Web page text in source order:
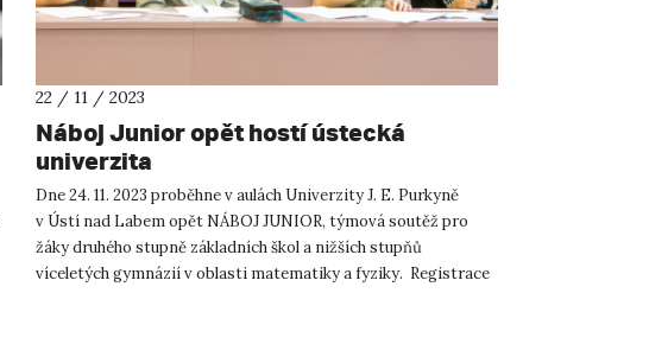
22 / 11 / 2023
Náboj Junior opět hostí ústecká
univerzita
Dne 24. 11. 2023 proběhne v aulách Univerzity J. E. Purkyně
v Ústí nad Labem opět NÁBOJ JUNIOR, týmová soutěž pro
žáky druhého stupně základních škol a nižších stupňů
víceletých gymnázií v oblasti matematiky a fyziky. Registrace